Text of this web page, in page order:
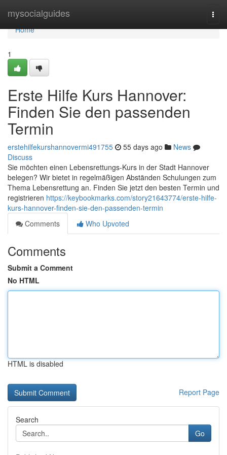
mysocialguides
Home
Home
1
Erste Hilfe Kurs Hannover:
Finden Sie den passenden
Termin
erstehilfekurshannovermi491755 55 days ago
News
Discuss
Sie möchten einen Lebensrettungs-Kurs in der Stadt Hannover
belegen? Wir bietet in regelmäßigen Abständen Schulungen zum
Thema Lebensrettung an. Finden Sie jetzt den besten Termin und
registrieren https://keybookmarks.com/story21643774/erste-hilfe-
kurs-hannover-finden-sie-den-passenden-termin
Comments
Who Upvoted
Comments
Submit a Comment
No HTML
HTML is disabled
Report Page
Search
Go